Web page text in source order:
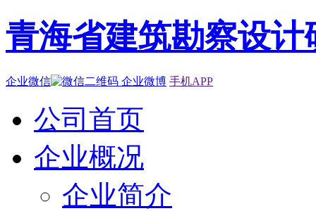
青海省建筑勘察设
企业微信 企业微博 手机APP
公司首页
企业概况
企业简介